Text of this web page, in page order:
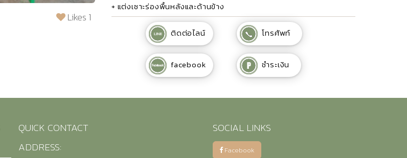
Likes 1
+ แต่งเซาะร่องพื้นหลังและด้านข้าง
ติดต่อไลน์ โทรศัพท์
facebook ชำระเงิน
QUICK CONTACT
ADDRESS:
SOCIAL LINKS
Facebook